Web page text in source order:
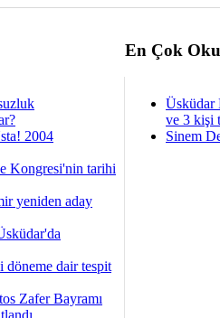
En Çok
2004
Kongresi'nin tarihi
yeniden aday
döneme dair tespit
Zafer Bayramı
Üsküdar
ve 3 kişi
Sinem